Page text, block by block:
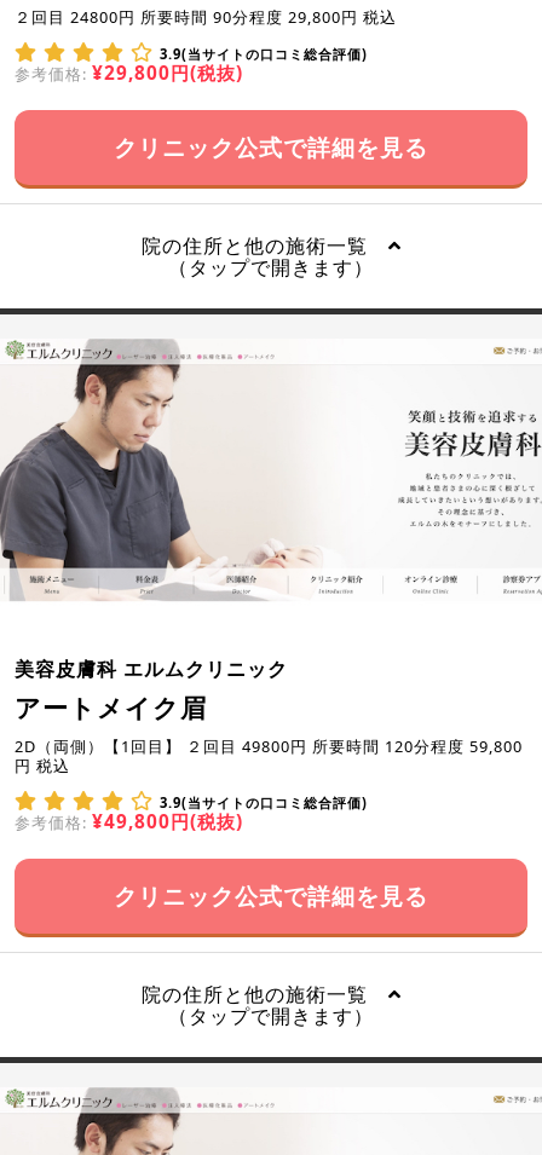
２回目 24800円 所要時間 90分程度 29,800円 税込
3.9(当サイトの口コミ総合評価)
参考価格: ¥29,800円(税抜)
クリニック公式で詳細を見る
院の住所と他の施術一覧
（タップで開きます）
美容皮膚科 エルムクリニック
アートメイク眉
2D（両側）【1回目】 ２回目 49800円 所要時間 120分程度 59,800
円 税込
3.9(当サイトの口コミ総合評価)
参考価格: ¥49,800円(税抜)
クリニック公式で詳細を見る
院の住所と他の施術一覧
（タップで開きます）